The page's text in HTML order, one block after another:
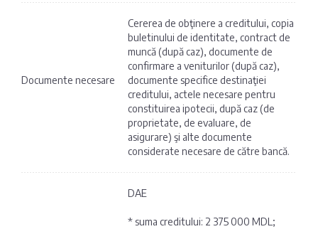
Documente necesare
Cererea de obţinere a creditului, copia
buletinului de identitate, contract de
muncă (după caz), documente de
confirmare a veniturilor (după caz),
documente specifice destinaţiei
creditului, actele necesare pentru
constituirea ipotecii, după caz (de
proprietate, de evaluare, de
asigurare) şi alte documente
considerate necesare de către bancă.
DAE
* suma creditului: 2 375 000 MDL;